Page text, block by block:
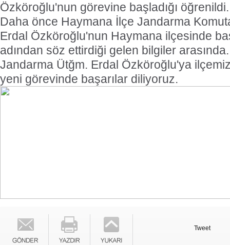
Özköroğlu'nun görevine başladığı öğrenildi.
Daha önce Haymana İlçe Jandarma
Erdal Özköroğlu'nun Haymana ilçesinde
adından söz ettirdiği gelen bilgiler arasında.
Jandarma Ütğm. Erdal Özköroğlu'ya
yeni görevinde başarılar diliyoruz.
Tweet